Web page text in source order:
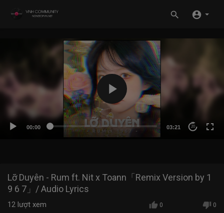
00:00 03:21 20
Lỡ Duyên - Rum ft. Nit x Toann「Remix Version by 1
9 6 7」/ Audio Lyrics
0 0
12 lượt xem